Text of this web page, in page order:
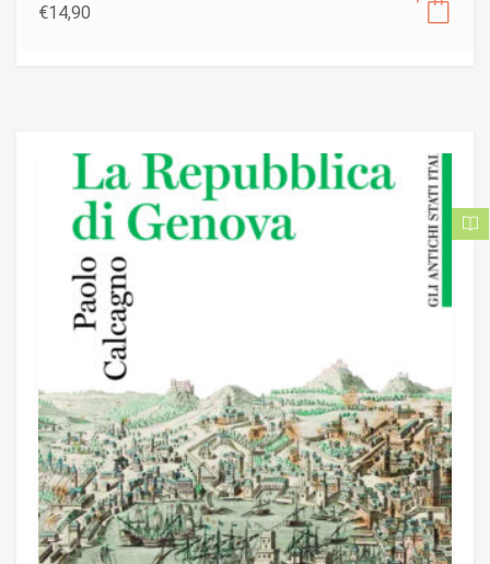
€14,90